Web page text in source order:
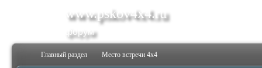
www.pskov4x4.ru
форум
Главный раздел Место встречи 4х4